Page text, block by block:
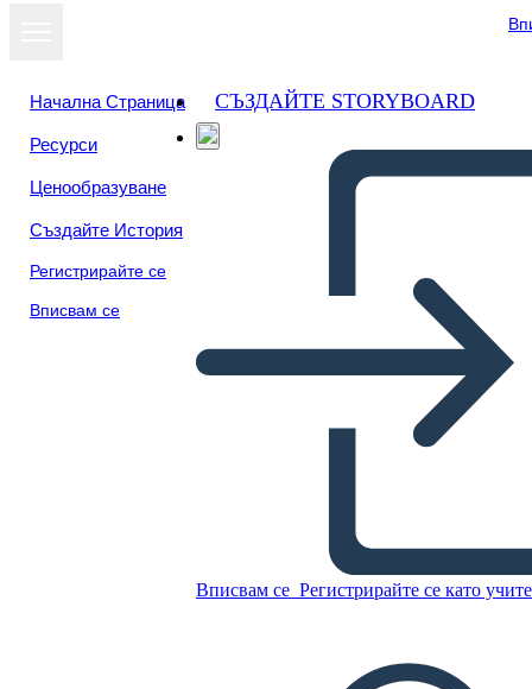
Начална Страница
Ресурси
Ценообразуване
Създайте История
Регистрирайте се
Вписвам се
СЪЗДАЙТЕ STORYBOARD
Вписвам се Регистрирайте се като
Guerra Mondiale
СЪЗДАЙТЕ СЦЕНАРИЙ